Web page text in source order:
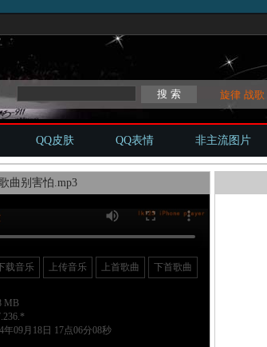
旋律 战歌
QQ皮肤 QQ表情 非主流图片
曲别害怕.mp3
载音乐 上传音乐 上首歌曲 下首歌曲
MB
年09月18日 17点06分08秒